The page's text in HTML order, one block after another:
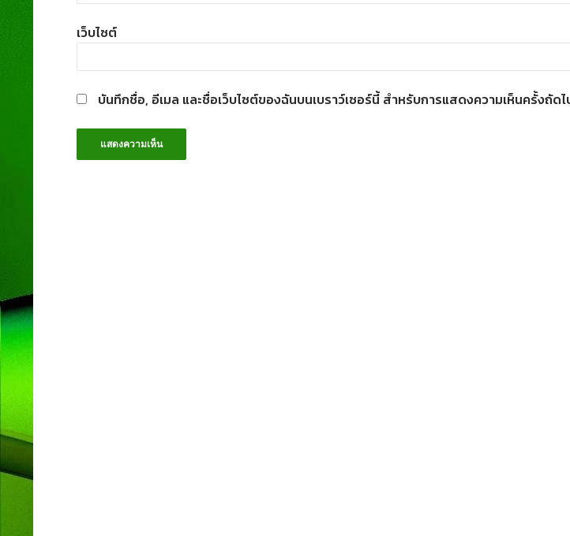
เว็บไซต์
บันทึกชื่อ, อีเมล และชื่อเว็บไซต์ของฉันบนเบราว์เซอร์นี้ สำหรับการแสดงความเห็นครั้งถัดไ